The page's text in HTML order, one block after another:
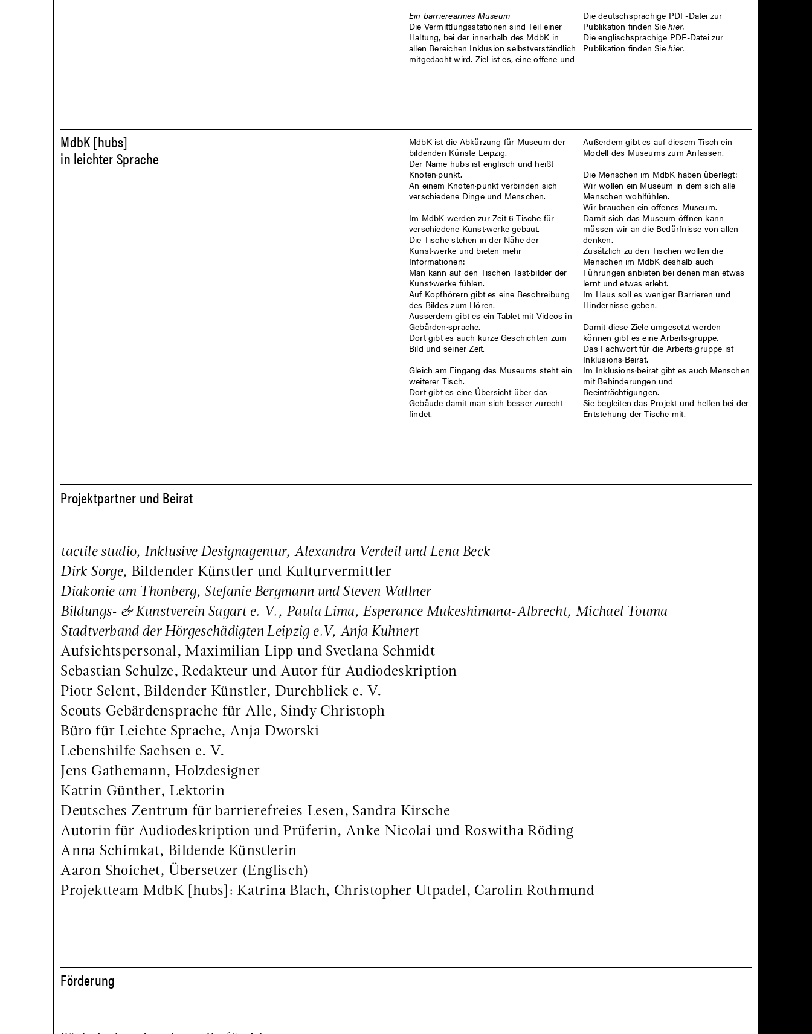
Ein barrierearmes Museum
Die Vermittlungsstationen sind Teil einer
Haltung, bei der innerhalb des MdbK in
allen Bereichen Inklusion selbstverständlich
mitgedacht wird. Ziel ist es, eine offene und
Die deutschsprachige PDF-Datei zur
Publikation finden Siehier.
Die englischsprachige PDF-Datei zur
Publikation finden Siehier.
MdbK [hubs]
in leichter Sprache
MdbK ist die Abkürzung für Museum der
bildenden Künste Leipzig.
Der Name hubs ist englisch und heißt
Knoten·punkt.
An einem Knoten·punkt verbinden sich
verschiedene Dinge und Menschen.
Im MdbK werden zur Zeit 6 Tische für
verschiedene Kunst·werke gebaut.
Die Tische stehen in der Nähe der
Kunst·werke und bieten mehr
Informationen:
Man kann auf den Tischen Tast·bilder der
Kunst·werke fühlen.
Auf Kopfhörern gibt es eine Beschreibung
des Bildes zum Hören.
Ausserdem gibt es ein Tablet mit Videos in
Gebärden·sprache.
Dort gibt es auch kurze Geschichten zum
Bild und seiner Zeit.
Gleich am Eingang des Museums steht ein
weiterer Tisch.
Dort gibt es eine Übersicht über das
Gebäude damit man sich besser zurecht
findet.
Außerdem gibt es auf diesem Tisch ein
Modell des Museums zum Anfassen.
Die Menschen im MdbK haben überlegt:
Wir wollen ein Museum in dem sich alle
Menschen wohlfühlen.
Wir brauchen ein offenes Museum.
Damit sich das Museum öffnen kann
müssen wir an die Bedürfnisse von allen
denken.
Zusätzlich zu den Tischen wollen die
Menschen im MdbK deshalb auch
Führungen anbieten bei denen man etwas
lernt und etwas erlebt.
Im Haus soll es weniger Barrieren und
Hindernisse geben.
Damit diese Ziele umgesetzt werden
können gibt es eine Arbeits·gruppe.
Das Fachwort für die Arbeits·gruppe ist
Inklusions·Beirat.
Im Inklusions·beirat gibt es auch Menschen
mit Behinderungen und
Beeinträchtigungen.
Sie begleiten das Projekt und helfen bei der
Entstehung der Tische mit.
Projektpartner und Beirat
tactile studio, Inklusive Designagentur, Alexandra Verdeil und Lena Beck
Dirk Sorge, Bildender Künstler und Kulturvermittler
Diakonie am Thonberg, Stefanie Bergmann und Steven Wallner
Bildungs- & Kunstverein Sagart e. V., Paula Lima, Esperance Mukeshimana-Albrecht, Michael Touma
Stadtverband der Hörgeschädigten Leipzig e.V, Anja Kuhnert
Aufsichtspersonal, Maximilian Lipp und Svetlana Schmidt
Sebastian Schulze, Redakteur und Autor für Audiodeskription
Piotr Selent, Bildender Künstler, Durchblick e. V.
Scouts Gebärdensprache für Alle, Sindy Christoph
Büro für Leichte Sprache, Anja Dworski
Lebenshilfe Sachsen e. V.
Jens Gathemann, Holzdesigner
Katrin Günther, Lektorin
Deutsches Zentrum für barrierefreies Lesen, Sandra Kirsche
Autorin für Audiodeskription und Prüferin, Anke Nicolai und Roswitha Röding
Anna Schimkat, Bildende Künstlerin
Aaron Shoichet, Übersetzer (Englisch)
Projektteam MdbK [hubs]: Katrina Blach, Christopher Utpadel, Carolin Rothmund
Förderung